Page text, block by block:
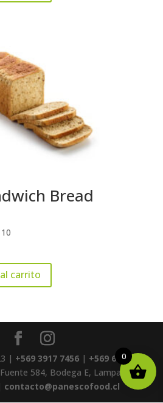
Bread
10
carrito
| +569 3917 7456| +569 6667
584, Bodega E, Lampa,
contacto@panescofood.cl
0